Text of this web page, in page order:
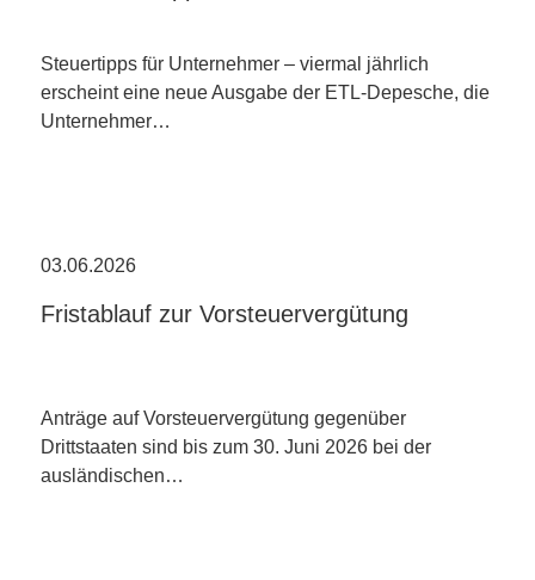
Steuertipps für Unternehmer – viermal jährlich
erscheint eine neue Ausgabe der ETL-Depesche, die
Unternehmer…
03.06.2026
Fristablauf zur Vorsteuervergütung
Anträge auf Vorsteuervergütung gegenüber
Drittstaaten sind bis zum 30. Juni 2026 bei der
ausländischen…